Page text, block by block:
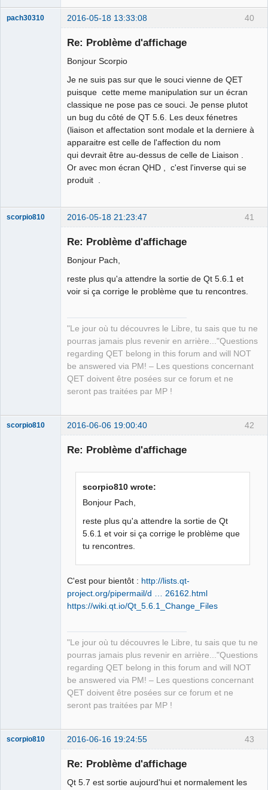
40
pach30310 2016-05-18 13:33:08
Re: Problème d'affichage
Bonjour Scorpio
Je ne suis pas sur que le souci vienne de QET
puisque cette meme manipulation sur un écran
classique ne pose pas ce souci. Je pense plutot
un bug du côté de QT 5.6. Les deux fénetres
(liaison et affectation sont modale et la derniere à
apparaitre est celle de l'affection du nom
qui devrait être au-dessus de celle de Liaison .
Or avec mon écran QHD , c'est l'inverse qui se
produit .
41
scorpio810 2016-05-18 21:23:47
Re: Problème d'affichage
Bonjour Pach,
reste plus qu'a attendre la sortie de Qt 5.6.1 et
voir si ça corrige le problème que tu rencontres.
"Le jour où tu découvres le Libre, tu sais que tu ne
pourras jamais plus revenir en arrière..."Questions
regarding QET belong in this forum and will NOT
be answered via PM! – Les questions concernant
QET doivent être posées sur ce forum et ne
seront pas traitées par MP !
42
scorpio810 2016-06-06 19:00:40
Re: Problème d'affichage
scorpio810 wrote:
Bonjour Pach,
reste plus qu'a attendre la sortie de Qt
5.6.1 et voir si ça corrige le problème que
tu rencontres.
C'est pour bientôt : http://lists.qt-
project.org/pipermail/d … 26162.html
https://wiki.qt.io/Qt_5.6.1_Change_Files
"Le jour où tu découvres le Libre, tu sais que tu ne
pourras jamais plus revenir en arrière..."Questions
regarding QET belong in this forum and will NOT
be answered via PM! – Les questions concernant
QET doivent être posées sur ce forum et ne
seront pas traitées par MP !
43
scorpio810 2016-06-16 19:24:55
Re: Problème d'affichage
Qt 5.7 est sortie aujourd'hui et normalement les